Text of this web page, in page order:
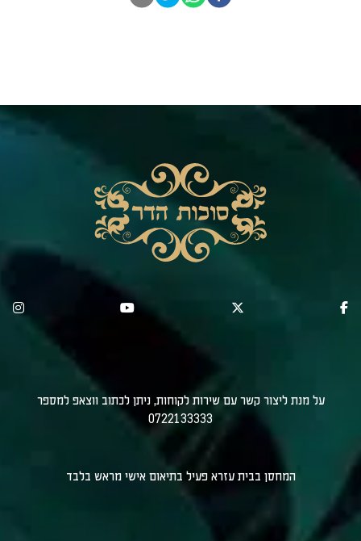
על מנת ליצור קשר עם שירות לקוחות, ניתן לכתוב ווצאפ למספר
0722133333
המחסן בבית עזרא פעיל בתיאום אישי מראש בלבד